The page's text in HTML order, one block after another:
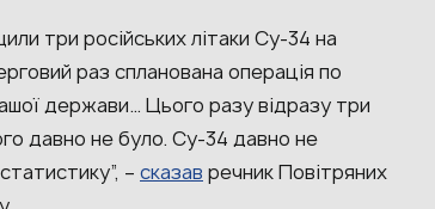
три російських літаки Су-34 на
раз спланована операція по
держави… Цього разу відразу три
давно не було. Су-34 давно не
– сказав речник Повітряних